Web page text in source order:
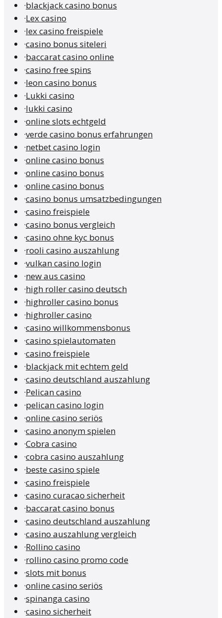
·blackjack casino bonus
·Lex casino
·lex casino freispiele
·casino bonus siteleri
·baccarat casino online
·casino free spins
·leon casino bonus
·Lukki casino
·lukki casino
·online slots echtgeld
·verde casino bonus erfahrungen
·netbet casino login
·online casino bonus
·online casino bonus
·online casino bonus
·casino bonus umsatzbedingungen
·casino freispiele
·casino bonus vergleich
·casino ohne kyc bonus
·rooli casino auszahlung
·vulkan casino login
·new aus casino
·high roller casino deutsch
·highroller casino bonus
·highroller casino
·casino willkommensbonus
·casino spielautomaten
·casino freispiele
·blackjack mit echtem geld
·casino deutschland auszahlung
·Pelican casino
·pelican casino login
·online casino seriös
·casino anonym spielen
·Cobra casino
·cobra casino auszahlung
·beste casino spiele
·casino freispiele
·casino curacao sicherheit
·baccarat casino bonus
·casino deutschland auszahlung
·casino auszahlung vergleich
·Rollino casino
·rollino casino promo code
·slots mit bonus
·online casino seriös
·spinanga casino
·casino sicherheit